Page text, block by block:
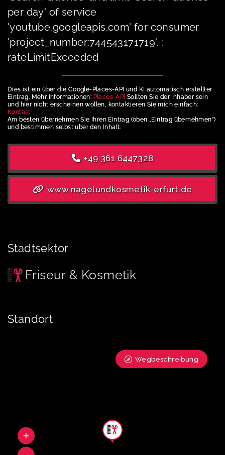
per day' of service
'youtube.googleapis.com' for consumer
'project_number:744543171719'. :
rateLimitExceeded
Dies ist ein über die Google-Places-API und KI automatisch erstellter
Eintrag. Mehr Informationen: Places-API Sollten Sie der Inhaber sein
und hier nicht erscheinen wollen, kontaktieren Sie mich einfach:
Kontakt
Am besten übernehmen Sie Ihren Eintrag (oben „Eintrag übernehmen“)
und bestimmen selbst über den Inhalt.
+49 361 6447328
www.nagelundkosmetik-erfurt.de
Stadtsektor
Friseur & Kosmetik
Standort
Wegbeschreibung